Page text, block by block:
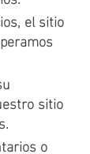
el sitio
sitio
o